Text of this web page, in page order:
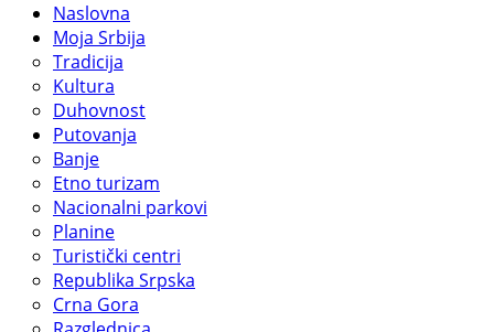
Naslovna
Moja Srbija
Tradicija
Kultura
Duhovnost
Putovanja
Banje
Etno turizam
Nacionalni parkovi
Planine
Turistički centri
Republika Srpska
Crna Gora